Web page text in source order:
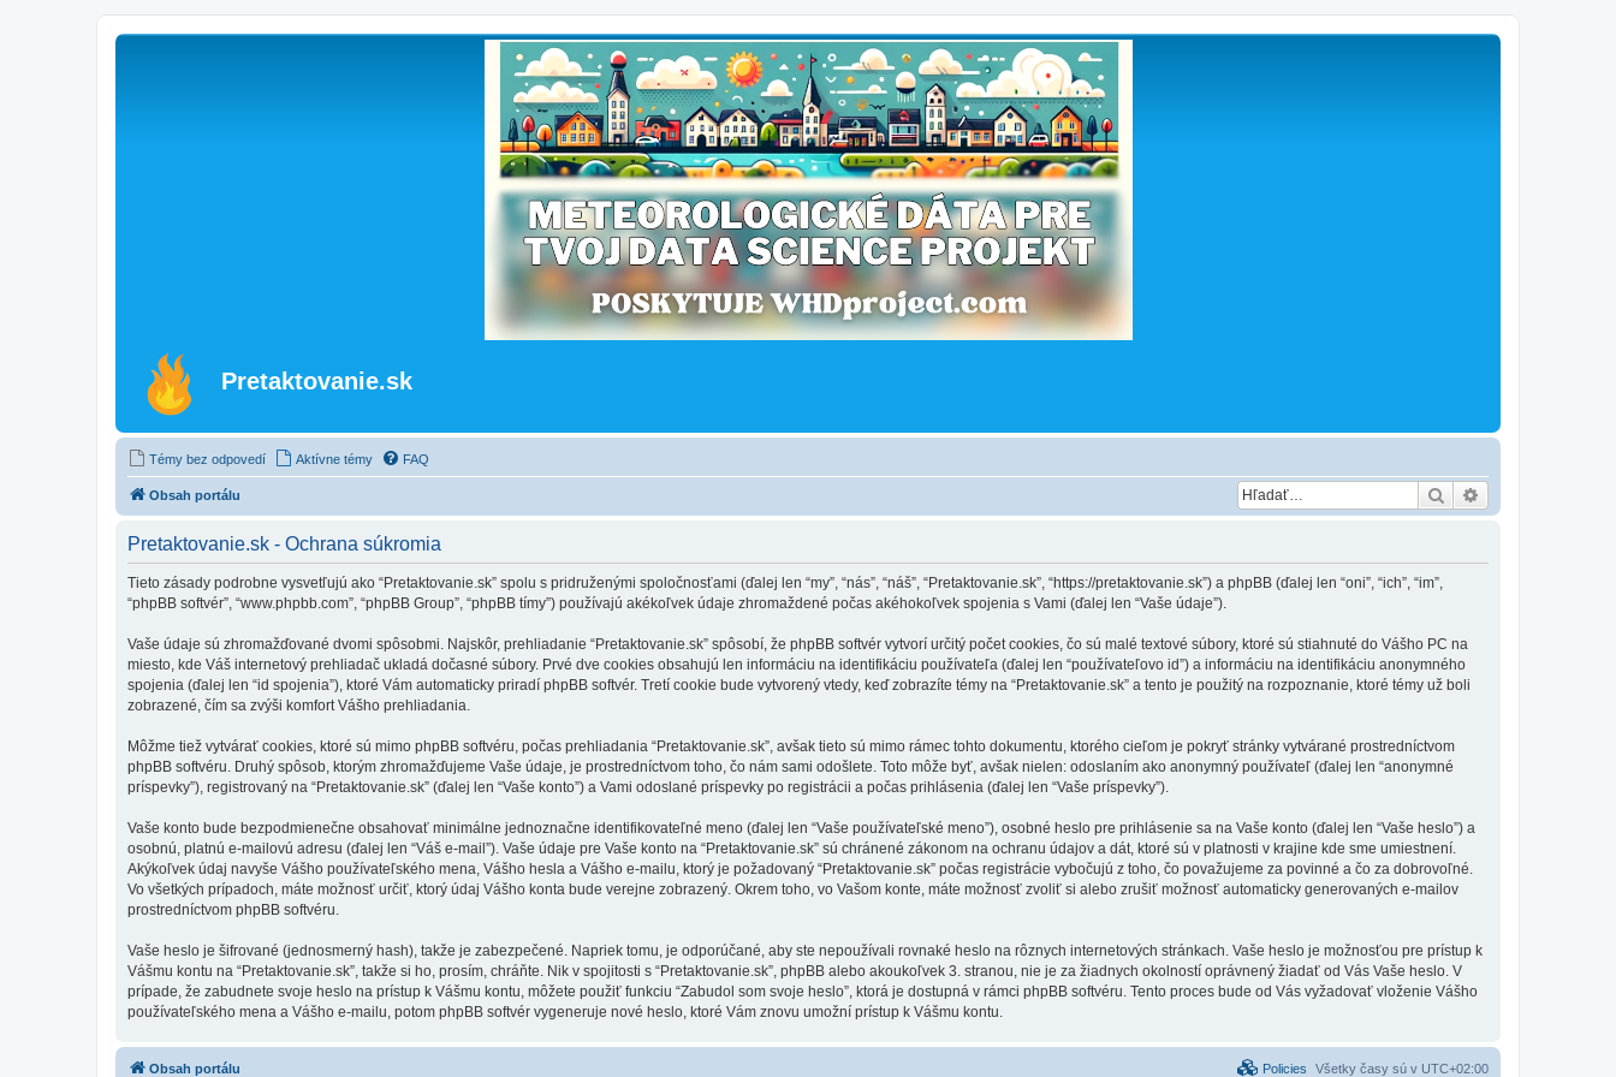
Pretaktovanie.sk
Témy bez odpovedí Aktívne témy FAQ
Obsah portálu Hľadať
Pretaktovanie.sk - Ochrana súkromia
Tieto zásady podrobne vysvetľujú ako “Pretaktovanie.sk” spolu s pridruženými spoločnosťami (ďalej len “my”, “nás”, “náš”, “Pretaktovanie.sk”, “https://pretaktovanie.sk”) a phpBB (ďalej len “oni”, “ich”, “im”,
“phpBB softvér”, “www.phpbb.com”, “phpBB Group”, “phpBB tímy”) používajú akékoľvek údaje zhromaždené počas akéhokoľvek spojenia s Vami (ďalej len “Vaše údaje”).
Vaše údaje sú zhromažďované dvomi spôsobmi. Najskôr, prehliadanie “Pretaktovanie.sk” spôsobí, že phpBB softvér vytvorí určitý počet cookies, čo sú malé textové súbory, ktoré sú stiahnuté do Vášho PC na
miesto, kde Váš internetový prehliadač ukladá dočasné súbory. Prvé dve cookies obsahujú len informáciu na identifikáciu používateľa (ďalej len “používateľovo id”) a informáciu na identifikáciu anonymného
spojenia (ďalej len “id spojenia”), ktoré Vám automaticky priradí phpBB softvér. Tretí cookie bude vytvorený vtedy, keď zobrazíte témy na “Pretaktovanie.sk” a tento je použitý na rozpoznanie, ktoré témy už boli
zobrazené, čím sa zvýši komfort Vášho prehliadania.
Môžme tiež vytvárať cookies, ktoré sú mimo phpBB softvéru, počas prehliadania “Pretaktovanie.sk”, avšak tieto sú mimo rámec tohto dokumentu, ktorého cieľom je pokryť stránky vytvárané prostredníctvom
phpBB softvéru. Druhý spôsob, ktorým zhromažďujeme Vaše údaje, je prostredníctvom toho, čo nám sami odošlete. Toto môže byť, avšak nielen: odoslaním ako anonymný používateľ (ďalej len “anonymné
príspevky”), registrovaný na “Pretaktovanie.sk” (ďalej len “Vaše konto”) a Vami odoslané príspevky po registrácii a počas prihlásenia (ďalej len “Vaše príspevky”).
Vaše konto bude bezpodmienečne obsahovať minimálne jednoznačne identifikovateľné meno (ďalej len “Vaše používateľské meno”), osobné heslo pre prihlásenie sa na Vaše konto (ďalej len “Vaše heslo”) a
osobnú, platnú e-mailovú adresu (ďalej len “Váš e-mail”). Vaše údaje pre Vaše konto na “Pretaktovanie.sk” sú chránené zákonom na ochranu údajov a dát, ktoré sú v platnosti v krajine kde sme umiestnení.
Akýkoľvek údaj navyše Vášho používateľského mena, Vášho hesla a Vášho e-mailu, ktorý je požadovaný “Pretaktovanie.sk” počas registrácie vybočujú z toho, čo považujeme za povinné a čo za dobrovoľné.
Vo všetkých prípadoch, máte možnosť určiť, ktorý údaj Vášho konta bude verejne zobrazený. Okrem toho, vo Vašom konte, máte možnosť zvoliť si alebo zrušiť možnosť automaticky generovaných e-mailov
prostredníctvom phpBB softvéru.
Vaše heslo je šifrované (jednosmerný hash), takže je zabezpečené. Napriek tomu, je odporúčané, aby ste nepoužívali rovnaké heslo na rôznych internetových stránkach. Vaše heslo je možnosťou pre prístup k
Vášmu kontu na “Pretaktovanie.sk”, takže si ho, prosím, chráňte. Nik v spojitosti s “Pretaktovanie.sk”, phpBB alebo akoukoľvek 3. stranou, nie je za žiadnych okolností oprávnený žiadať od Vás Vaše heslo. V
prípade, že zabudnete svoje heslo na prístup k Vášmu kontu, môžete použiť funkciu “Zabudol som svoje heslo”, ktorá je dostupná v rámci phpBB softvéru. Tento proces bude od Vás vyžadovať vloženie Vášho
používateľského mena a Vášho e-mailu, potom phpBB softvér vygeneruje nové heslo, ktoré Vám znovu umožní prístup k Vášmu kontu.
Obsah portálu Všetky časy sú v UTC+02:00
Policies